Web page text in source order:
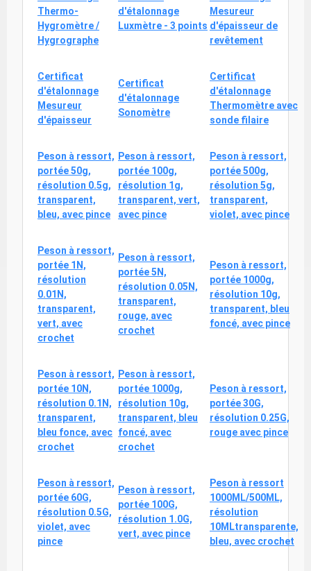
Thermo-
Hygromètre /
Hygrographe
d'étalonnage
Luxmètre - 3 points
Mesureur
d'épaisseur de
revêtement
Certificat
d'étalonnage
Mesureur
d'épaisseur
Certificat
d'étalonnage
Sonomètre
Certificat
d'étalonnage
Thermomètre avec
sonde filaire
Peson à ressort,
portée 50g,
résolution 0.5g,
transparent,
bleu, avec pince
Peson à ressort,
portée 100g,
résolution 1g,
transparent, vert,
avec pince
Peson à ressort,
portée 500g,
résolution 5g,
transparent,
violet, avec pince
Peson à ressort,
portée 1N,
résolution
0.01N,
transparent,
vert, avec
crochet
Peson à ressort,
portée 5N,
résolution 0.05N,
transparent,
rouge, avec
crochet
Peson à ressort,
portée 1000g,
résolution 10g,
transparent, bleu
foncé, avec pince
Peson à ressort,
portée 10N,
résolution 0.1N,
transparent,
bleu fonce, avec
crochet
Peson à ressort,
portée 1000g,
résolution 10g,
transparent, bleu
foncé, avec
crochet
Peson à ressort,
portée 30G,
résolution 0.25G,
rouge avec pince
Peson à ressort,
portée 60G,
résolution 0.5G,
violet, avec
pince
Peson à ressort,
portée 100G,
résolution 1.0G,
vert, avec pince
Peson à ressort
1000ML/500ML,
résolution
10MLtransparente,
bleu, avec crochet